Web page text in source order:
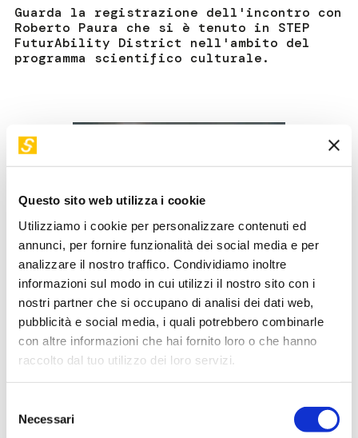
Questo sito web utilizza i cookie
Utilizziamo i cookie per personalizzare contenuti ed
annunci, per fornire funzionalità dei social media e per
analizzare il nostro traffico. Condividiamo inoltre
informazioni sul modo in cui utilizzi il nostro sito con i
nostri partner che si occupano di analisi dei dati web,
pubblicità e social media, i quali potrebbero combinarle
con altre informazioni che hai fornito loro o che hanno
raccolto dal tuo utilizzo dei loro servizi.
delNecessari
Guarda la registrazione dell'incontro con
Roberto Paura che si è tenuto in STEP
FuturAbility District nell'ambito del
programma scientifico culturale.
La rivoluzione dell'intelligenza artificiale e dei Big Data ha
riportato in auge il sogno di una "scienza del futuro", che
all'inizio del Novecento Herbert George Wells riteneva
modo per ridurre il comportamento della società umana a